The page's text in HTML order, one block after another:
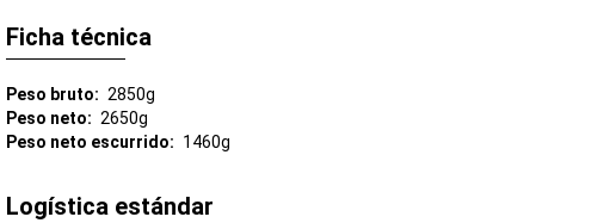
Ficha técnica
Peso bruto
2850g
Peso neto
2650g
Peso neto escurrido
1460g
Logística estándar